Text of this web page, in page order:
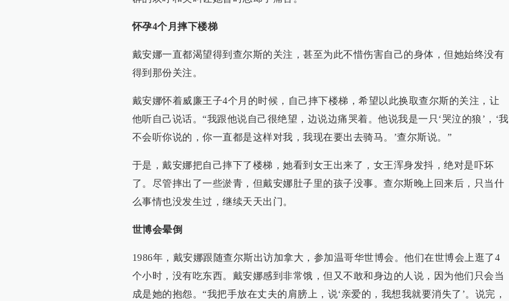
怀孕4个月摔下楼梯
戴安娜一直都渴望得到查尔斯的关注，甚至为此不惜伤害自己的身体，但她始终没有
得到那份关注。
戴安娜怀着威廉王子4个月的时候，自己摔下楼梯，希望以此换取查尔斯的关注，让
他听自己说话。“我跟他说自己很绝望，边说边痛哭着。他说我是一只‘哭泣的狼’，‘我
不会听你说的，你一直都是这样对我，我现在要出去骑马。’查尔斯说。”
于是，戴安娜把自己摔下了楼梯，她看到女王出来了，女王浑身发抖，绝对是吓坏
了。尽管摔出了一些淤青，但戴安娜肚子里的孩子没事。查尔斯晚上回来后，只当什
么事情也没发生过，继续天天出门。
世博会晕倒
1986年，戴安娜跟随查尔斯出访加拿大，参加温哥华世博会。他们在世博会上逛了4
个小时，没有吃东西。戴安娜感到非常饿，但又不敢和身边的人说，因为他们只会当
成是她的抱怨。“我把手放在丈夫的肩膀上，说‘亲爱的，我想我就要消失了’。说完，